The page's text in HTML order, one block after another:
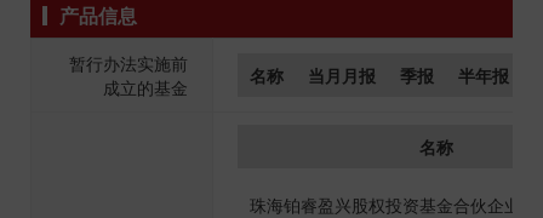
产品信息
暂行办法实施前
成立的基金
名称 当月月报 季报 半年报
名称
珠海铂睿盈兴股权投资基金合伙企业